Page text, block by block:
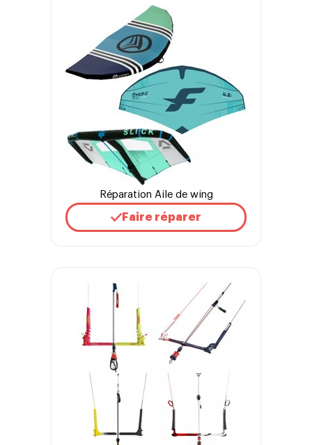
Réparation Aile de wing
Faire réparer